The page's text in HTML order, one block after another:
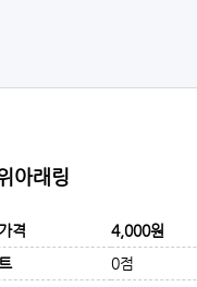
아래링
격
4,000원
0점